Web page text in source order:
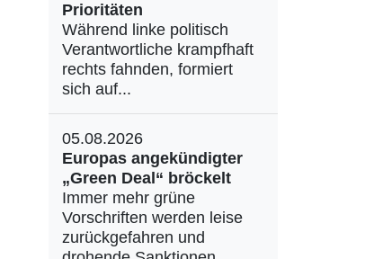
Prioritäten
Während linke politisch
Verantwortliche krampfhaft
rechts fahnden, formiert
sich auf...
05.08.2026
Europas angekündigter
„Green Deal“ bröckelt
Immer mehr grüne
Vorschriften werden leise
zurückgefahren und